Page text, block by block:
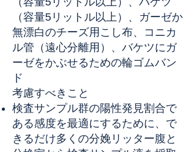
（容量5リットル以上）、ガーゼか
無漂白のチーズ用こし布、コニカ
ル管（遠心分離用）、バケツにガ
ーゼをかぶせるための輪ゴムバン
ド
考慮すべきこと
検査サンプル群の陽性発見割合で
ある感度を最適にするために、で
きるだけ多くの分娩リッター腹と